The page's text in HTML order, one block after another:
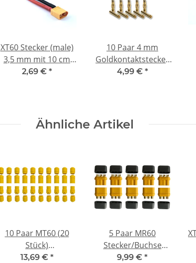
XT60 Stecker (male)
3,5 mm mit 10 cm
Anschlusskabel
2,69 € *
10 Paar 4 mm
Goldkontaktstecker
| Hochstrom
4,99 € *
Ähnliche Artikel
10 Paar MT60 (20
Stück)
Stecker/Buchse
13,69 € *
5 Paar MR60
Stecker/Buchse
(male/female) 3,0
9,99 € *